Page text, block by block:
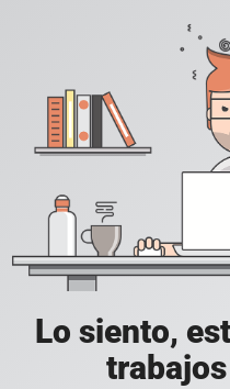
Lo siento,